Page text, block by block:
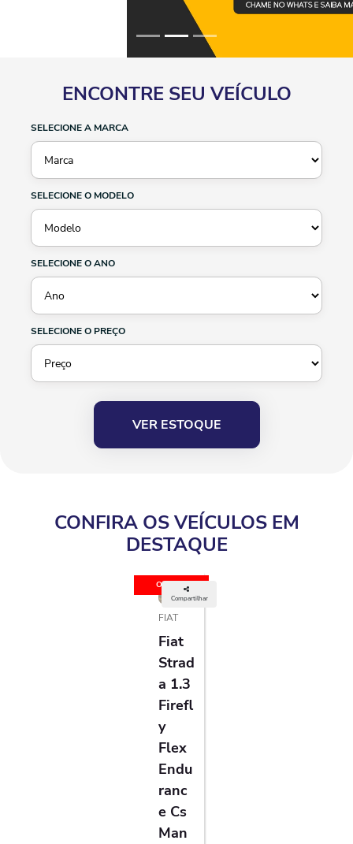
ENCONTRE SEU VEÍCULO
SELECIONE A MARCA
SELECIONE O MODELO
SELECIONE O ANO
SELECIONE O PREÇO
VER ESTOQUE
CONFIRA OS VEÍCULOS EM
DESTAQUE
OFERTA
Compartilhar
FIAT
Fiat
Strad
A 1.3
Firefl
Y
Flex
Endu
Ranc
E Cs
Man